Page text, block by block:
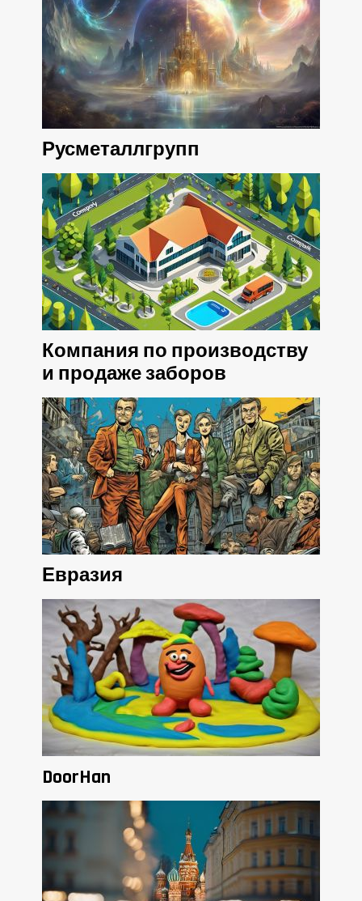
Русметаллгрупп
Компания по производству
и продаже заборов
Евразия
DoorHan